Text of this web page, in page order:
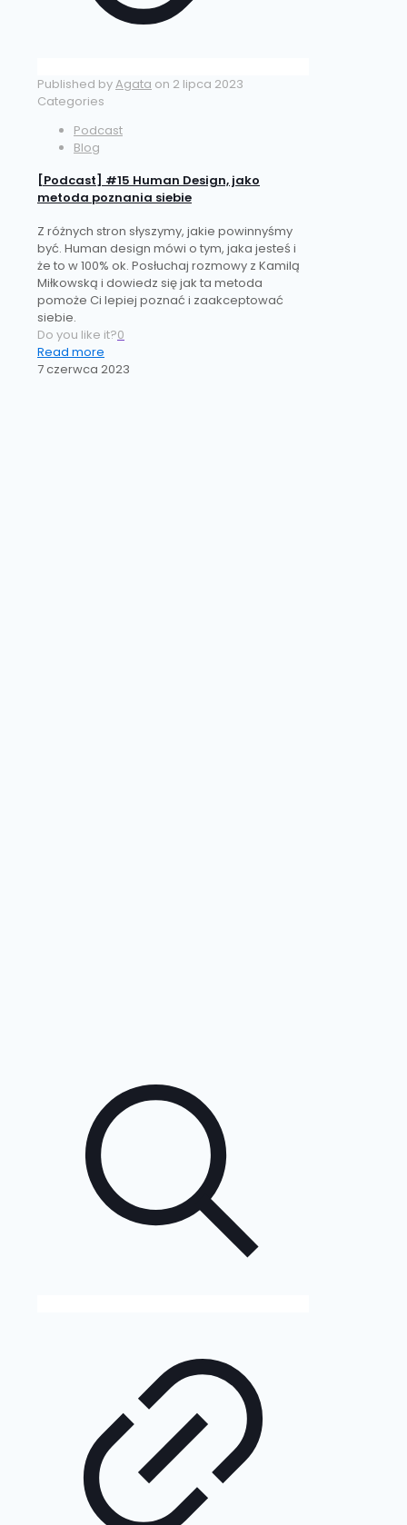
Published byAgata on 2 lipca 2023
Categories
Podcast
Blog
[Podcast] #15 Human Design, jako
metoda poznania siebie
Z różnych stron słyszymy, jakie powinnyśmy
być. Human design mówi o tym, jaka jesteś i
że to w 100% ok. Posłuchaj rozmowy z Kamilą
Miłkowską i dowiedz się jak ta metoda
pomoże Ci lepiej poznać i zaakceptować
siebie.
Do you like it?0
Read more
7 czerwca 2023